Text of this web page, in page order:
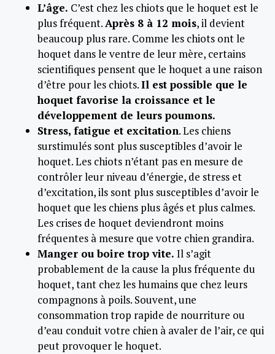
L’âge. C’est chez les chiots que le hoquet est le
plus fréquent.Après 8 à 12 mois, il devient
beaucoup plus rare. Comme les chiots ont le
hoquet dans le ventre de leur mère, certains
scientifiques pensent que le hoquet a une raison
d’être pour les chiots.Il est possible que le
hoquet favorise la croissance et le
développement de leurs poumons.
Stress, fatigue et excitation. Les chiens
surstimulés sont plus susceptibles d’avoir le
hoquet. Les chiots n’étant pas en mesure de
contrôler leur niveau d’énergie, de stress et
d’excitation, ils sont plus susceptibles d’avoir le
hoquet que les chiens plus âgés et plus calmes.
Les crises de hoquet deviendront moins
fréquentes à mesure que votre chien grandira.
Manger ou boire trop vite. Il s’agit
probablement de la cause la plus fréquente du
hoquet, tant chez les humains que chez leurs
compagnons à poils. Souvent, une
consommation trop rapide de nourriture ou
d’eau conduit votre chien à avaler de l’air, ce qui
peut provoquer le hoquet.